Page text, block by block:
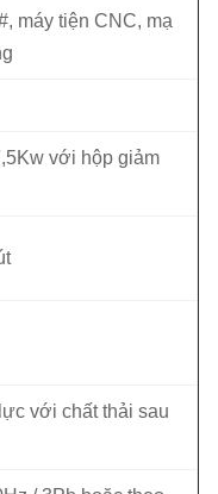
máy tiện CNC, mạ
với hộp giảm
với chất thải sau